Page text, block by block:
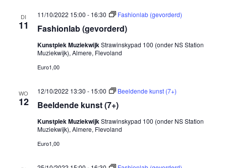
DI
11 Fashionlab (gevorderd)
11/10/2022 15:00 - 16:30 Fashionlab (gevorderd)
Kunstplek MuziekwijkStrawinskypad 100 (onder NS Station
Muziekwijk), Almere, Flevoland
Euro1,00
WO
12 Beeldende kunst (7+)
12/10/2022 13:30 - 15:00 Beeldende kunst (7+)
Kunstplek MuziekwijkStrawinskypad 100 (onder NS Station
Muziekwijk), Almere, Flevoland
Euro1,00